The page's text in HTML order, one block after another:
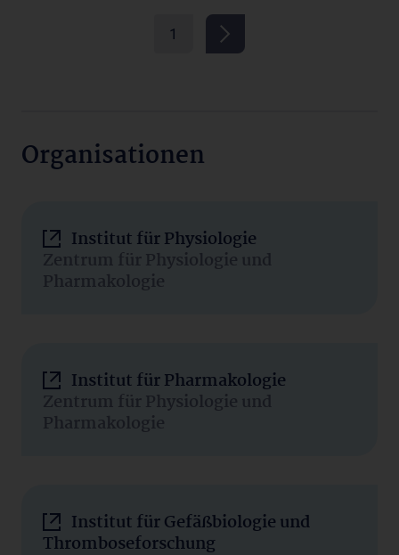
1
Organisationen
Institut für Physiologie
Zentrum für Physiologie und
Pharmakologie
Institut für Pharmakologie
Zentrum für Physiologie und
Pharmakologie
Institut für Gefäßbiologie und
Thromboseforschung